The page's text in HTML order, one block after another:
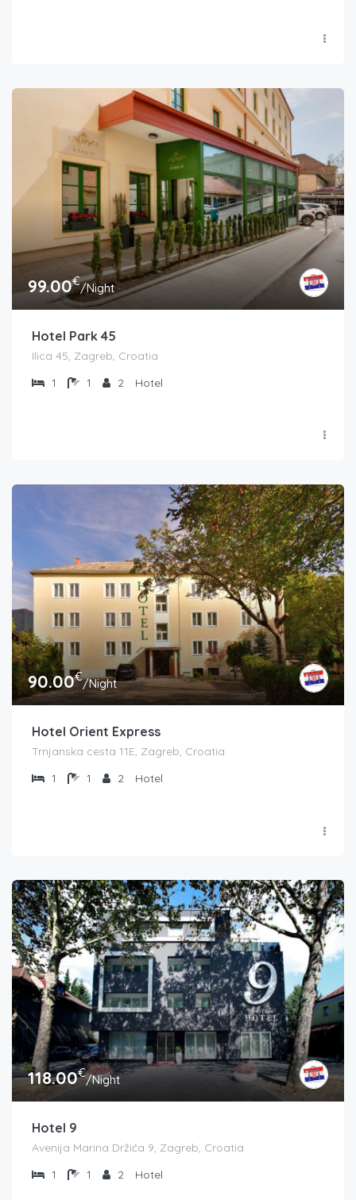
99.00€/Night
Hotel Park 45
Ilica 45, Zagreb, Croatia
1
1 2 Hotel
90.00€/Night
Hotel Orient Express
Trnjanska cesta 11E, Zagreb, Croatia
1
1 2 Hotel
118.00€/Night
Hotel 9
Avenija Marina Držića 9, Zagreb, Croatia
1
1 2 Hotel